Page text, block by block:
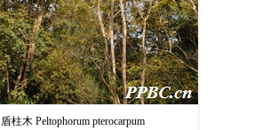
盾柱木 Peltophorum pterocarpum